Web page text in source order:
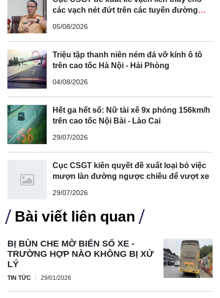
các vạch nét đứt trên các tuyến đường
05/08/2026
Triệu tập thanh niên ném đá vỡ kính ô tô
trên cao tốc Hà Nội - Hải Phòng
04/08/2026
Hết ga hết số: Nữ tài xế 9x phóng 156km/h
trên cao tốc Nội Bài - Lào Cai
29/07/2026
Cục CSGT kiên quyết đề xuất loại bỏ việc
mượn làn đường ngược chiều để vượt xe
29/07/2026
Bài viết liên quan
BỊ BÙN CHE MỜ BIỂN SỐ XE -
TRƯỜNG HỢP NÀO KHÔNG BỊ XỬ
LÝ
TIN TỨC 29/01/2026